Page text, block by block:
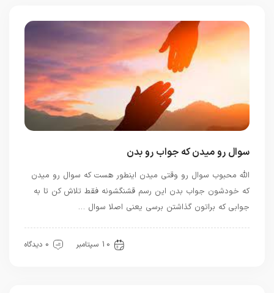
سوال رو میدن که جواب رو بدن
الله محبوب سوال رو وقتی میدن اینطور هست که سوال رو میدن
که خودشون جواب بدن این رسم قشنگشونه فقط تلاش کن تا به
جوابی که براتون گذاشتن برسی یعنی اصلا سوال …
10 سپتامبر 0 دیدگاه